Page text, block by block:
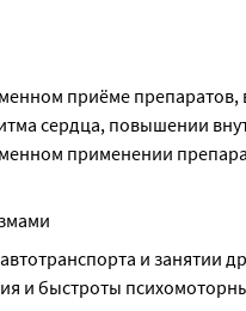
приёме
сердца, повышении
применении
и занятии
и быстроты